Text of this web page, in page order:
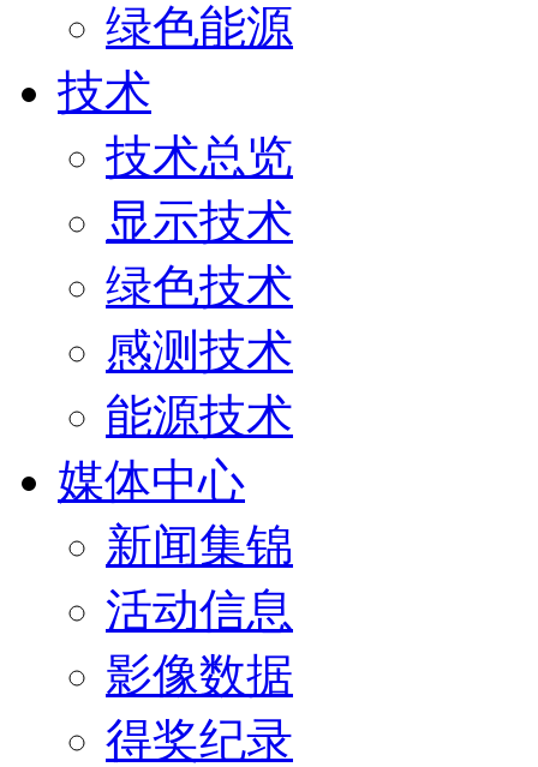
绿色能源
技术
技术总览
显示技术
绿色技术
感测技术
能源技术
媒体中心
新闻集锦
活动信息
影像数据
得奖纪录